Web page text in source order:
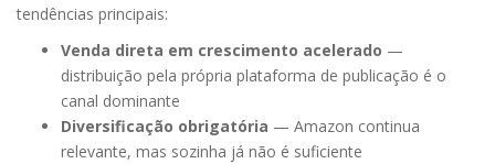
tendências principais:
Venda direta em crescimento acelerado —
distribuição pela própria plataforma de publicação é o
canal dominante
Diversificação obrigatória — Amazon continua
relevante, mas sozinha já não é suficiente